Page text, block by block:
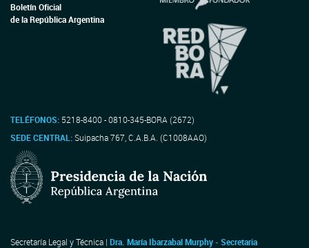
Boletín Oficial
de la República Argentina
TELÉFONOS: 5218-8400 - 0810-345-BORA (2672)
SEDE CENTRAL:Suipacha 767, C.A.B.A. (C1008AAO)
Secretaría Legal y Técnica | Dra. María Ibarzabal Murphy - Secretaria